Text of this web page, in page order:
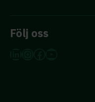
Följ oss